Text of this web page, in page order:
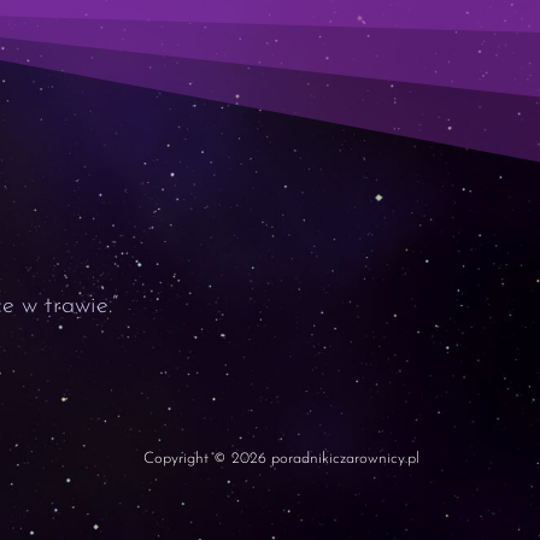
w trawie.”
Copyright © 2026 poradnikiczarownicy.pl